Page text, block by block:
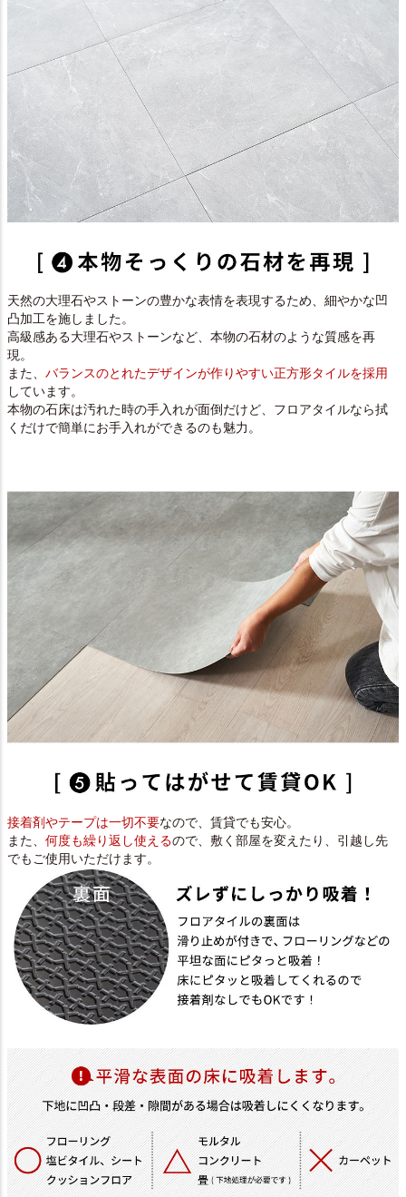
天然の大理石やストーンの豊かな表情を表現するため、細やかな凹
凸加工を施しました。
高級感ある大理石やストーンなど、本物の石材のような質感を再
現。
また、 バランスのとれたデザインが作りやすい正方形タイルを採用
しています。
本物の石床は汚れた時の手入れが面倒だけど、フロアタイルなら拭
くだけで簡単にお手入れができるのも魅力。
接着剤やテープは一切不要なので、賃貸でも安心。
また、 何度も繰り返し使えるので、敷く部屋を変えたり、引越し先
でもご使用いただけます。